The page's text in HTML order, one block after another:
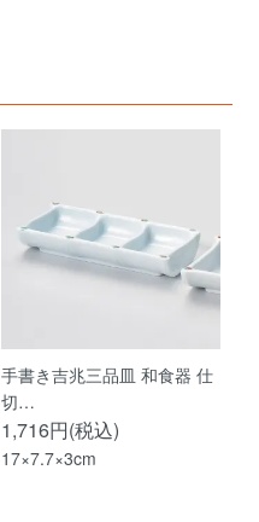
手書き吉兆三品皿 和食器 仕
切…
1,716円(税込)
17×7.7×3cm